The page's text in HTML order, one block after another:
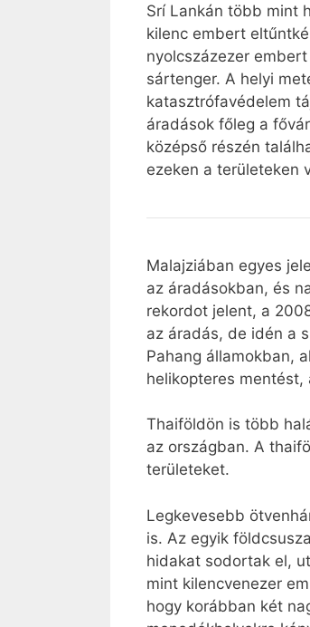
Srí Lankán több mint
kilenc embert
nyolcszázezer
sártenger. A helyi
katasztrófavédelem
áradások főleg a
középső részén
ezeken a területeken
Malajziában egyes
az áradásokban, és
rekordot jelent, a
az áradás, de idén a
Pahang államokban,
helikopteres
Thaiföldön is több
az országban. A
területeket.
Legkevesebb
is. Az egyik
hidakat sodortak el,
mint kilencvenezer
hogy korábban két